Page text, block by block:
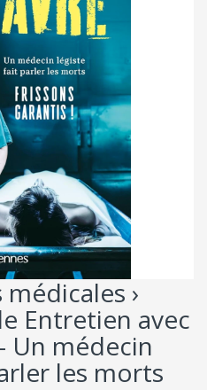
›
Entretien avec
Un médecin
les morts